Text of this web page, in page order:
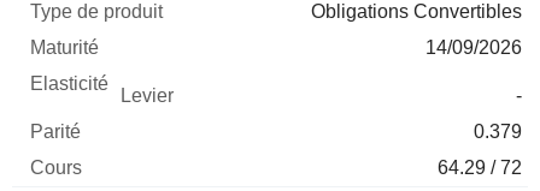
Obligations Convertibles
14/09/2026
-
0.379
64.29 / 72